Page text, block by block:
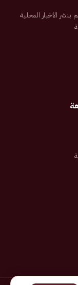
سعودية تم تأسيسها عام 2007م تهتم بنشر الأخبار المحلية